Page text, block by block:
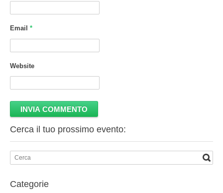
Email *
Website
Cerca il tuo prossimo evento:
Categorie